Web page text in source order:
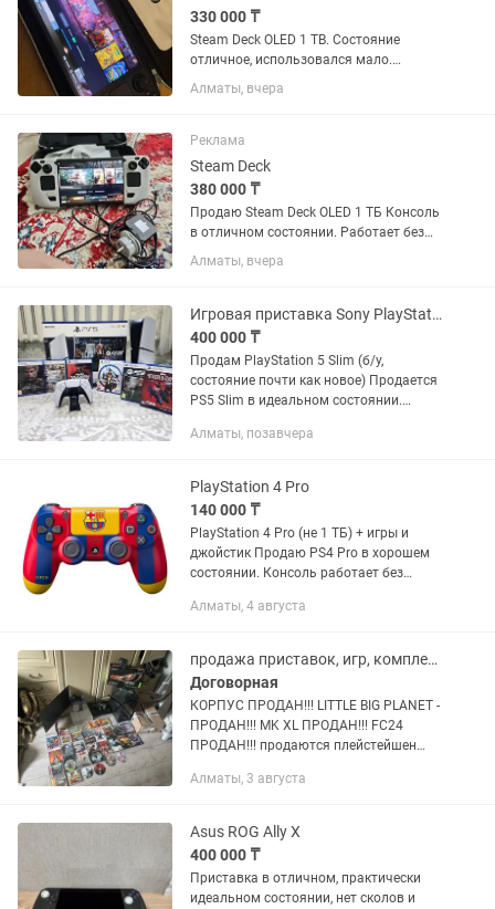
330 000 ₸
Steam Deck OLED 1 TB. Состояние
отличное, использовался мало.
Полный комплект: консоль, зарядка,
чехол, салфетка. Без ремонтов, всё
выгорания, стики не дрифтят, кнопки...
Алматы, вчера
Реклама
Steam Deck
380 000 ₸
Продаю Steam Deck OLED 1 ТБ Консоль
в отличном состоянии. Работает без
нареканий, экран без дефектов, все
кнопки, стики и триггеры полностью
Комплектация: - Steam...
Алматы, вчера
Игровая приставка Sony PlayStation 5 Slim
400 000 ₸
Продам PlayStation 5 Slim (б/у,
состояние почти как новое) Продается
PS5 Slim в идеальном состоянии.
года, использовалась очень редко —
Алматы, позавчера
PlayStation 4 Pro
140 000 ₸
PlayStation 4 Pro (не 1 ТБ) + игры и
джойстик Продаю PS4 Pro в хорошем
состоянии. Консоль работает без
использовалась аккуратно. 📦 В
Алматы, 4 августа
продажа приставок, игр, комплектующих,
Договорная
КОРПУС ПРОДАН!!! LITTLE BIG PLANET -
ПРОДАН!!! MK XL ПРОДАН!!! FC24
ПРОДАН!!! продаются плейстейшен
играми всеми : 90000тг playstation 4 fat
Алматы, 3 августа
Asus ROG Ally X
400 000 ₸
Приставка в отличном, практически
идеальном состоянии, нет сколов и